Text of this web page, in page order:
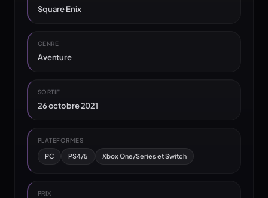
Square Enix
GENRE
Aventure
SORTIE
26 octobre 2021
PLATEFORMES
PC PS4/5 Xbox One/Series et Switch
PRIX